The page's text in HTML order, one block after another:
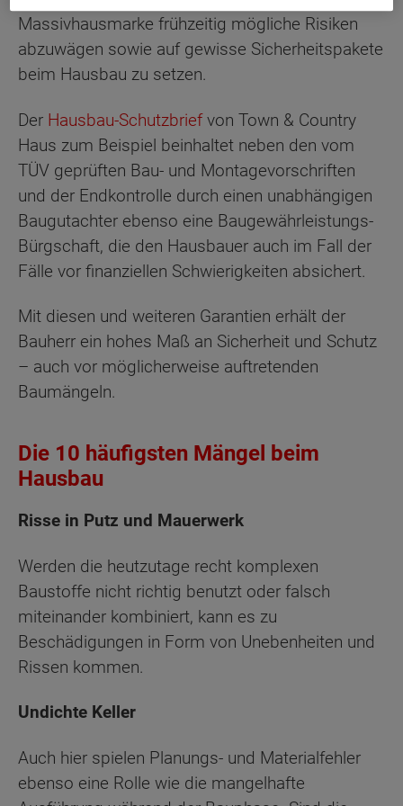
Massivhausmarke frühzeitig mögliche Risiken
abzuwägen sowie auf gewisse Sicherheitspakete
beim Hausbau zu setzen.
Der Hausbau-Schutzbriefvon Town & Country
Haus zum Beispiel beinhaltet neben den vom
TÜV geprüften Bau- und Montagevorschriften
und der Endkontrolle durch einen unabhängigen
Baugutachter ebenso eine Baugewährleistungs-
Bürgschaft, die den Hausbauer auch im Fall der
Fälle vor finanziellen Schwierigkeiten absichert.
Mit diesen und weiteren Garantien erhält der
Bauherr ein hohes Maß an Sicherheit und Schutz
– auch vor möglicherweise auftretenden
Baumängeln.
Die 10 häufigsten Mängel beim
Hausbau
Risse in Putz und Mauerwerk
Werden die heutzutage recht komplexen
Baustoffe nicht richtig benutzt oder falsch
miteinander kombiniert, kann es zu
Beschädigungen in Form von Unebenheiten und
Rissen kommen.
Undichte Keller
Auch hier spielen Planungs- und Materialfehler
ebenso eine Rolle wie die mangelhafte